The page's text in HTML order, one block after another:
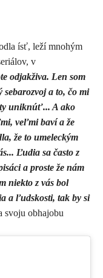
ísť, leží mnohým
v
odjakživa. Len som
a to, čo mi
uniknúť... A ako
veľmi baví a že
že to umeleckým
Ľudia sa často z
a proste že nám
niekto z vás bol
a ľudskosti, tak by si
svoju obhajobu